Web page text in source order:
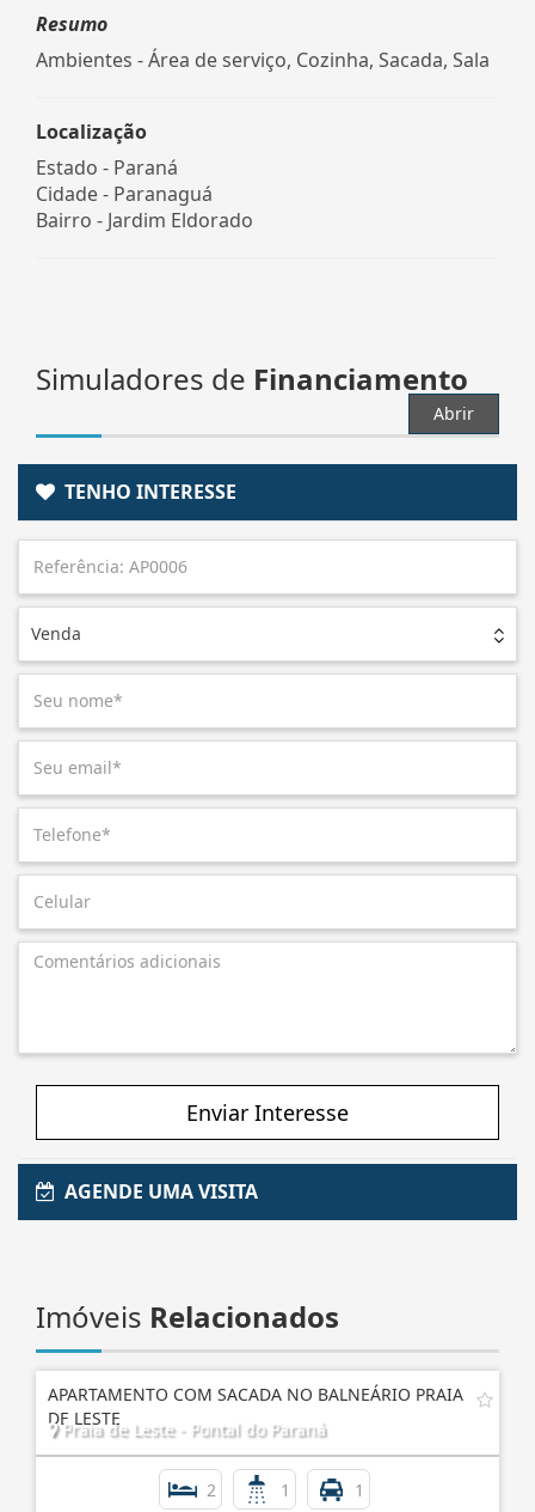
Resumo
Ambientes - Área de serviço, Cozinha, Sacada, Sala
Localização
Estado - Paraná
Cidade - Paranaguá
Bairro - Jardim Eldorado
Simuladores de Financiamento
Abrir
TENHO INTERESSE
Venda
Enviar Interesse
AGENDE UMA VISITA
Imóveis Relacionados
APARTAMENTO COM SACADA NO BALNEÁRIO PRAIA
DE LESTE
Praia de Leste - Pontal do Paraná
2 1 1